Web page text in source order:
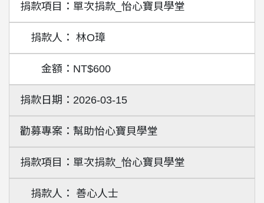
單次捐款_怡心寶貝學堂
林O璋
NT$600
2026-03-15
幫助怡心寶貝學堂
單次捐款_怡心寶貝學堂
善心人士